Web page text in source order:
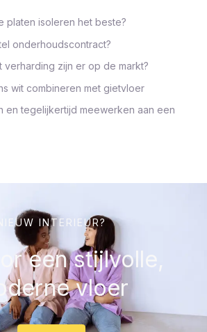
platen isoleren het beste?
onderhoudscontract?
zijn er op de markt?
wit combineren met gietvloer
en tegelijkertijd meewerken aan een
NIEUW INTERIEUR?
een stijlvolle,
vloer